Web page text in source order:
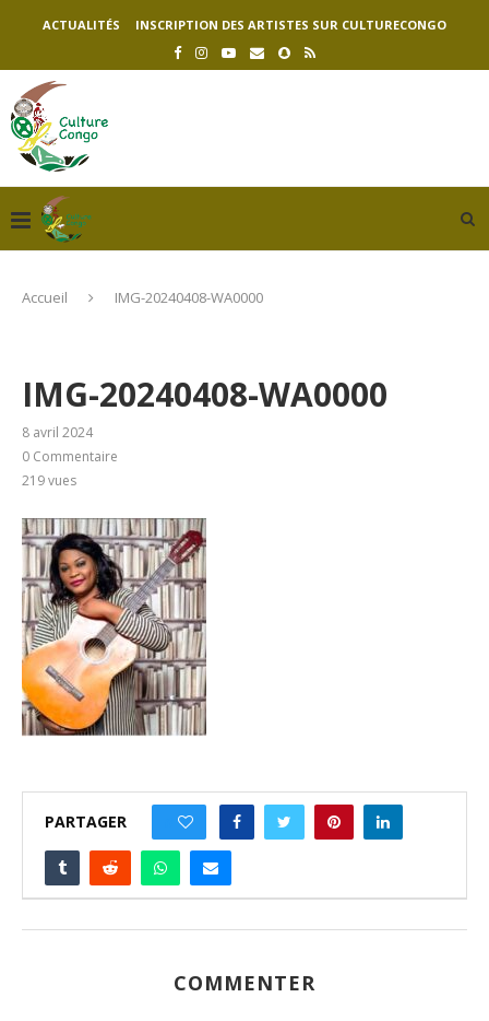
ACTUALITÉS INSCRIPTION DES ARTISTES SUR CULTURECONGO
Accueil IMG-20240408-WA0000
IMG-20240408-WA0000
8 avril 2024
0 Commentaire
219vues
PARTAGER
COMMENTER